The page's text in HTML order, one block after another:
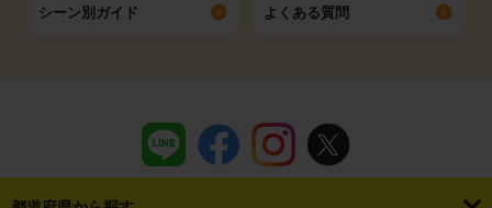
シーン別ガイド よくある質問